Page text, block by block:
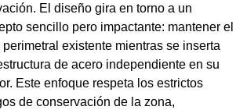
El diseño gira en torno a un
sencillo pero impactante: mantener el
perimetral existente mientras se inserta
de acero independiente en su
Este enfoque respeta los estrictos
de conservación de la zona,